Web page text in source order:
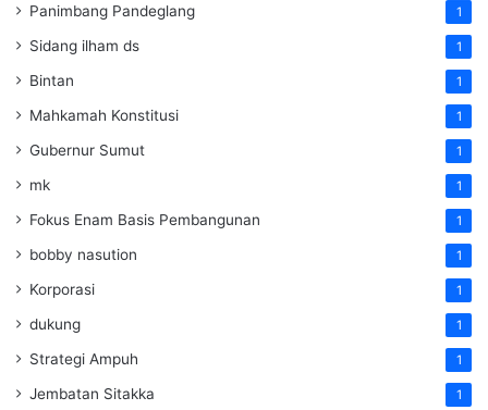
Panimbang Pandeglang 1
Sidang ilham ds 1
Bintan 1
Mahkamah Konstitusi 1
Gubernur Sumut 1
mk 1
Fokus Enam Basis Pembangunan 1
bobby nasution 1
Korporasi 1
dukung 1
Strategi Ampuh 1
Jembatan Sitakka 1